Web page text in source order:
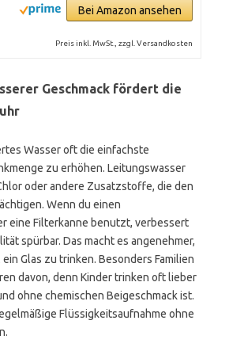
Bei Amazon ansehen
Preis inkl. MwSt., zzgl. Versandkosten
Geschmack fördert die
Wasser oft die einfachste
zu erhöhen. Leitungswasser
oder andere Zusatzstoffe, die den
Wenn du einen
eine Filterkanne benutzt, verbessert
spürbar. Das macht es angenehmer,
Glas zu trinken. Besonders Familien
davon, denn Kinder trinken oft lieber
ohne chemischen Beigeschmack ist.
Flüssigkeitsaufnahme ohne